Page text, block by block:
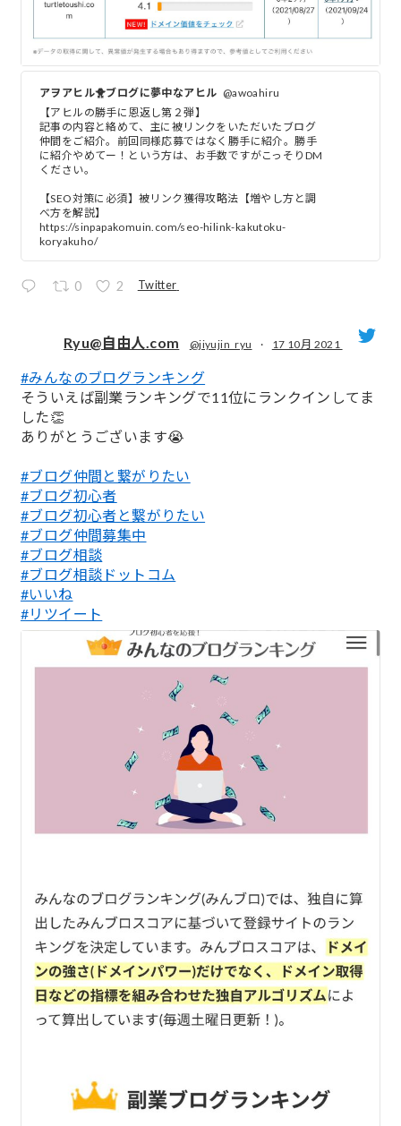
アヲアヒル🐥ブログに夢中なアヒル @awoahiru
【アヒルの勝手に恩返し第２弾】
記事の内容と絡めて、主に被リンクをいただいたブログ
仲間をご紹介。前回同様応募ではなく勝手に紹介。勝手
に紹介やめてー！という方は、お手数ですがこっそりDM
ください。
【SEO対策に必須】被リンク獲得攻略法【増やし方と調
べ方を解説】
https://sinpapakomuin.com/seo-hilink-kakutoku-
koryakuho/
0 2 Twitter
;
Ryu@自由人.com @jiyujin_ryu · 17 10月 2021
#みんなのブログランキング
そういえば副業ランキングで11位にランクインしてま
した👏
ありがとうございます😭
#ブログ仲間と繋がりたい
#ブログ初心者
#ブログ初心者と繋がりたい
#ブログ仲間募集中
#ブログ相談
#ブログ相談ドットコム
#いいね
#リツイート